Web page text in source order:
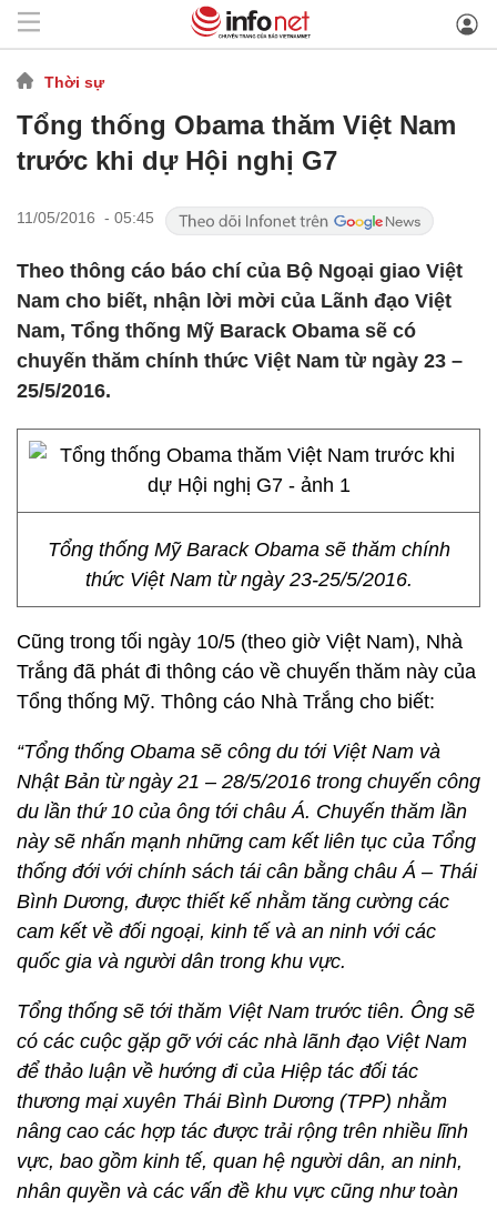
Thời sự
Tổng thống Obama thăm Việt Nam
trước khi dự Hội nghị G7
11/05/2016 - 05:45
Theo thông cáo báo chí của Bộ Ngoại giao Việt
Nam cho biết, nhận lời mời của Lãnh đạo Việt
Nam, Tổng thống Mỹ Barack Obama sẽ có
chuyến thăm chính thức Việt Nam từ ngày 23 –
25/5/2016.
Tổng thống Mỹ Barack Obama sẽ thăm chính
thức Việt Nam từ ngày 23-25/5/2016.
Cũng trong tối ngày 10/5 (theo giờ Việt Nam), Nhà
Trắng đã phát đi thông cáo về chuyến thăm này của
Tổng thống Mỹ. Thông cáo Nhà Trắng cho biết:
“Tổng thống Obama sẽ công du tới Việt Nam và
Nhật Bản từ ngày 21 – 28/5/2016 trong chuyến công
du lần thứ 10 của ông tới châu Á. Chuyến thăm lần
này sẽ nhấn mạnh những cam kết liên tục của Tổng
thống đới với chính sách tái cân bằng châu Á – Thái
Bình Dương, được thiết kế nhằm tăng cường các
cam kết về đối ngoại, kinh tế và an ninh với các
quốc gia và người dân trong khu vực.
Tổng thống sẽ tới thăm Việt Nam trước tiên. Ông sẽ
có các cuộc gặp gỡ với các nhà lãnh đạo Việt Nam
để thảo luận về hướng đi của Hiệp tác đối tác
thương mại xuyên Thái Bình Dương (TPP) nhằm
nâng cao các hợp tác được trải rộng trên nhiều lĩnh
vực, bao gồm kinh tế, quan hệ người dân, an ninh,
nhân quyền và các vấn đề khu vực cũng như toàn